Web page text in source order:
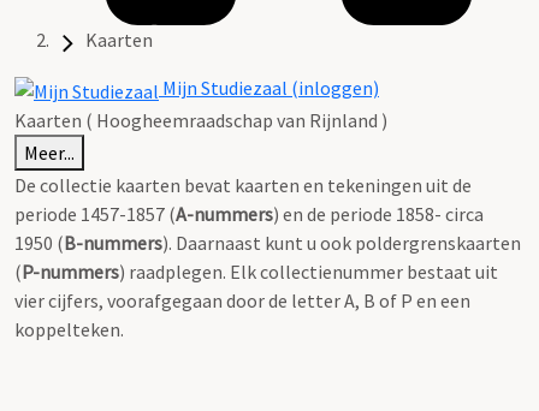
Kaarten
Mijn Studiezaal (inloggen)
Kaarten ( Hoogheemraadschap van Rijnland )
Meer...
De collectie kaarten bevat kaarten en tekeningen uit de
periode 1457-1857 (A-nummers) en de periode 1858- circa
1950 (B-nummers). Daarnaast kunt u ook poldergrenskaarten
(P-nummers) raadplegen. Elk collectienummer bestaat uit
vier cijfers, voorafgegaan door de letter A, B of P en een
koppelteken.